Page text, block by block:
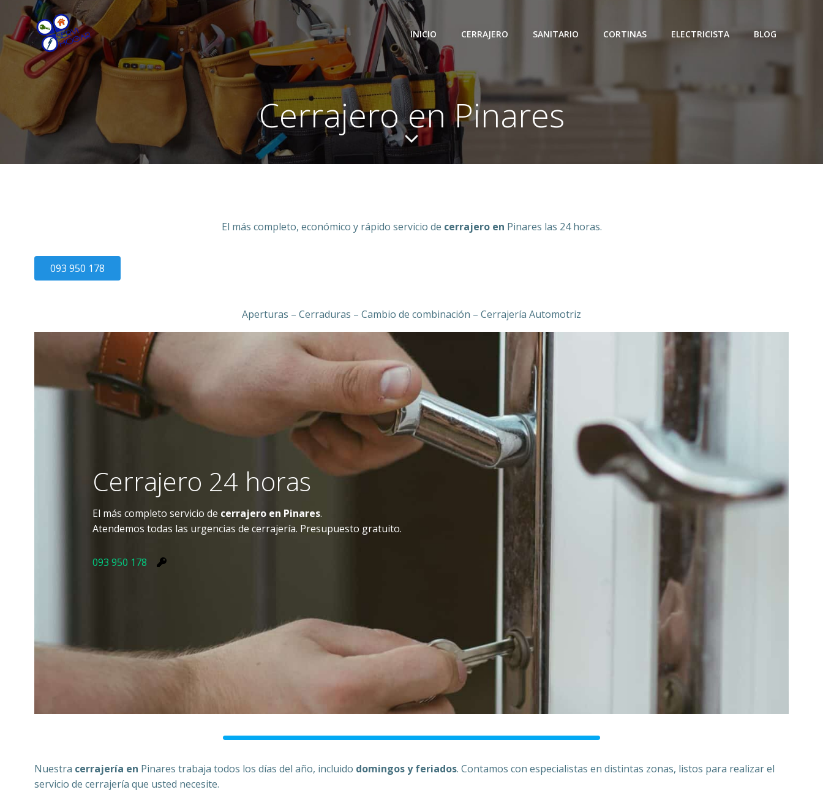
Saltar
contenido
INICIO CERRAJERO SANITARIO CORTINAS ELECTRICISTA BLOG
Cerrajero en Pinares
El más completo, económico y rápido servicio de cerrajero en Pinares las 24 horas.
093 950 178
Aperturas – Cerraduras – Cambio de combinación – Cerrajería Automotriz
Cerrajero 24 horas
El más completo servicio de cerrajero en Pinares.
Atendemos todas las urgencias de cerrajería. Presupuesto gratuito.
093 950 178
Nuestra cerrajería en Pinares trabaja todos los días del año, incluido domingos y feriados. Contamos con especialistas en distintas zonas, listos para realizar el
servicio de cerrajería que usted necesite.